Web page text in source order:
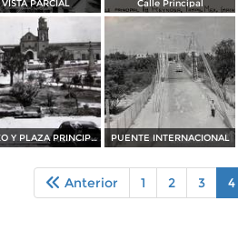
VISTA PARCIAL Calle Principal
KIOSKO Y PLAZA PRINCIPAL PUENTE INTERNACIONAL
Anterior 1 2 3 4